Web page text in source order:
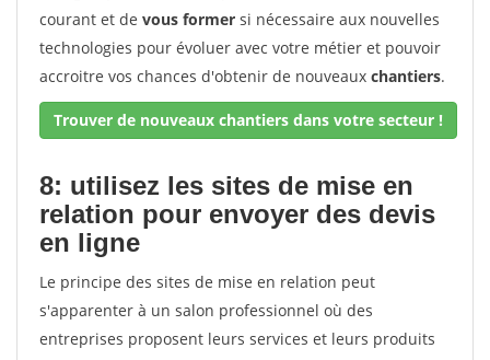
courant et de vous former si nécessaire aux nouvelles
technologies pour évoluer avec votre métier et pouvoir
accroitre vos chances d'obtenir de nouveaux chantiers.
Trouver de nouveaux chantiers dans votre secteur !
8: utilisez les sites de mise en
relation pour envoyer des devis
en ligne
Le principe des sites de mise en relation peut
s'apparenter à un salon professionnel où des
entreprises proposent leurs services et leurs produits